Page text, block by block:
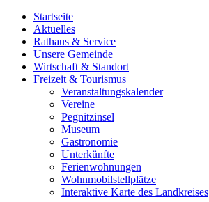
Startseite
Aktuelles
Rathaus & Service
Unsere Gemeinde
Wirtschaft & Standort
Freizeit & Tourismus
Veranstaltungskalender
Vereine
Pegnitzinsel
Museum
Gastronomie
Unterkünfte
Ferienwohnungen
Wohnmobilstellplätze
Interaktive Karte des Landkreises